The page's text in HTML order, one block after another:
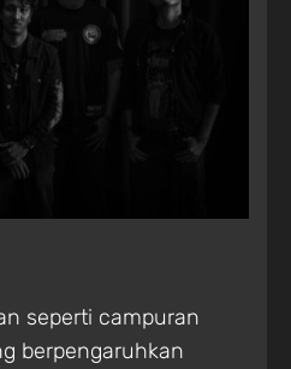
seperti campuran
berpengaruhkan